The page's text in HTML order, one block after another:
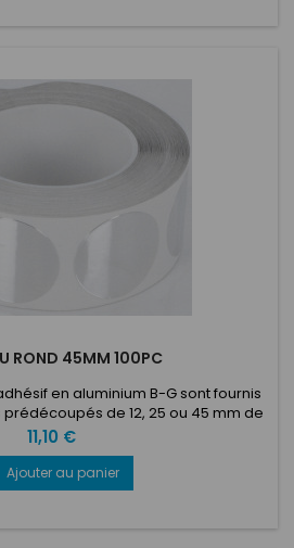
ROND 45MM 100PC
en aluminium B-G sont fournis
de 12, 25 ou 45 mm de
de 100 ou 1000 pièces. Dotés d'un
à base d'acrylique, ces disques
décollés du rouleau et appliqués
quelle zone de votre voiture ou de
Prix
11,10 €
Ajouter au panier